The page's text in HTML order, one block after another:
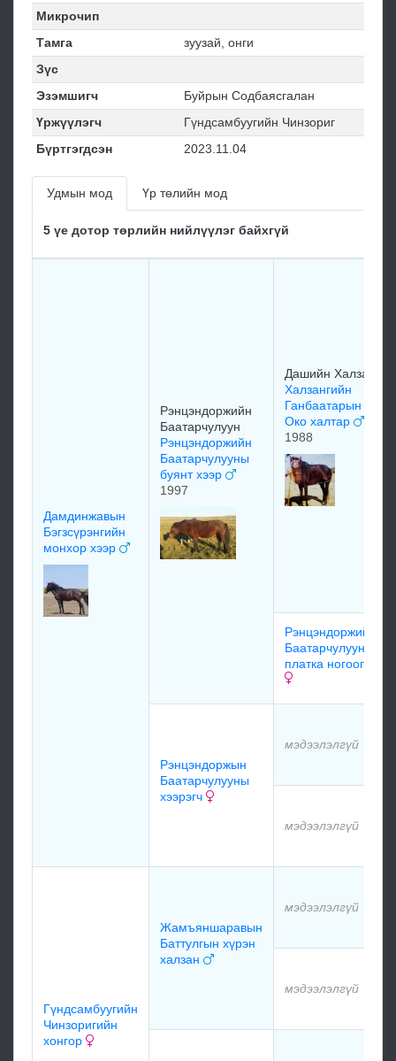
Микрочип
Тамга
зуузай, онги
Зүс
Эзэмшигч
Буйрын Содбаясгалан
Үржүүлэгч
Гүндсамбуугийн Чинзориг
Бүртгэгдсэн
2023.11.04
Удмын мод Үр төлийн мод
5 үе дотор төрлийн нийлүүлэг байхгүй
Дамдинжавын
Бэгзсүрэнгийн
монхор хээр
Рэнцэндоржийн
Баатарчулуун
Рэнцэндоржийн
Баатарчулууны
буянт хээр
1997
Дашийн Халзан
Халзангийн
Ганбаатарын
Око халтар
1988
Рэнцэндоржийн
Баатарчулууны
платка ногоогч
Рэнцэндоржын
Баатарчулууны
хээрэгч
мэдээлэлгүй
мэдээлэлгүй
Гүндсамбуугийн
Чинзоригийн
хонгор
Жамъяншаравын
Баттулгын хүрэн
халзан
мэдээлэлгүй
мэдээлэлгүй